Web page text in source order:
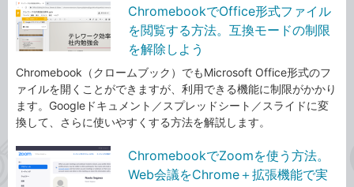
ChromebookでOffice形式ファイル
を閲覧する方法。互換モードの制限
を解除しよう
Chromebook（クロームブック）でもMicrosoft Office形式のフ
ァイルを開くことができますが、利用できる機能に制限がかかり
ます。Googleドキュメント／スプレッドシート／スライドに変
換して、さらに使いやすくする方法を解説します。
ChromebookでZoomを使う方法。
Web会議をChrome＋拡張機能で実